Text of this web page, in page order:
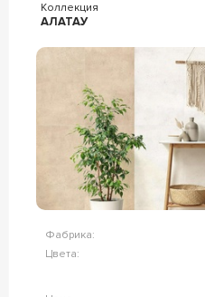
Коллекция
АЛАТАУ
Фабрика:
Цвета: